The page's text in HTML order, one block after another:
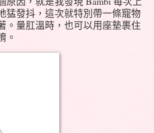
猛發抖，這次就特別帶一條寵物
。量肛溫時，也可以用座墊裹住
。